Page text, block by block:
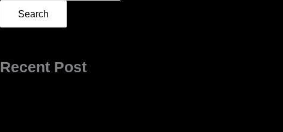
Search
Recent Post